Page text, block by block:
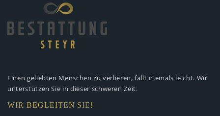
Einen geliebten Menschen zu verlieren, fällt niemals leicht. Wir
unterstützen Sie in dieser schweren Zeit.
WIR BEGLEITEN SIE!